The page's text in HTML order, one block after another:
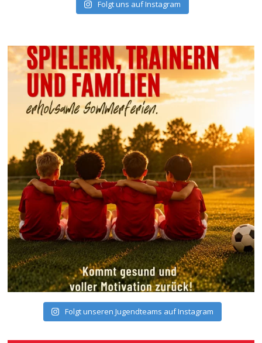
Folgt uns auf Instagram
Folgt unseren Jugendteams auf Instagram